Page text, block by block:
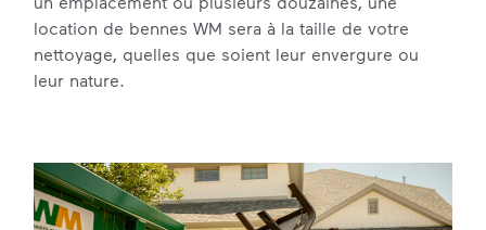
location de bennes WM sera à la taille de votre
nettoyage, quelles que soient leur envergure ou
leur nature.